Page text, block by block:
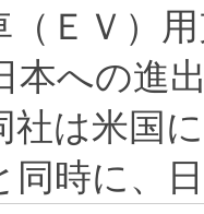
ＥＶ）
本への進
社は米国
同時に、